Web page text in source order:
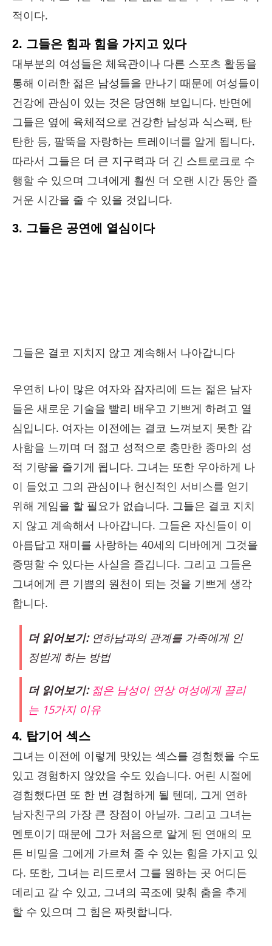
적이다.
2. 그들은 힘과 힘을 가지고 있다
대부분의 여성들은 체육관이나 다른 스포츠 활동을
통해 이러한 젊은 남성들을 만나기 때문에 여성들이
건강에 관심이 있는 것은 당연해 보입니다. 반면에
그들은 옆에 육체적으로 건강한 남성과 식스팩, 탄
탄한 등, 팔뚝을 자랑하는 트레이너를 알게 됩니다.
따라서 그들은 더 큰 지구력과 더 긴 스트로크로 수
행할 수 있으며 그녀에게 훨씬 더 오랜 시간 동안 즐
거운 시간을 줄 수 있을 것입니다.
3. 그들은 공연에 열심이다
그들은 결코 지치지 않고 계속해서 나아갑니다
우연히 나이 많은 여자와 잠자리에 드는 젊은 남자
들은 새로운 기술을 빨리 배우고 기쁘게 하려고 열
심입니다. 여자는 이전에는 결코 느껴보지 못한 감
사함을 느끼며 더 젊고 성적으로 충만한 종마의 성
적 기량을 즐기게 됩니다. 그녀는 또한 우아하게 나
이 들었고 그의 관심이나 헌신적인 서비스를 얻기
위해 게임을 할 필요가 없습니다. 그들은 결코 지치
지 않고 계속해서 나아갑니다. 그들은 자신들이 이
아름답고 재미를 사랑하는 40세의 디바에게 그것을
증명할 수 있다는 사실을 즐깁니다. 그리고 그들은
그녀에게 큰 기쁨의 원천이 되는 것을 기쁘게 생각
합니다.
더 읽어보기:연하남과의 관계를 가족에게 인
정받게 하는 방법
더 읽어보기: 젊은 남성이 연상 여성에게 끌리
는 15가지 이유
4. 탑기어 섹스
그녀는 이전에 이렇게 맛있는 섹스를 경험했을 수도
있고 경험하지 않았을 수도 있습니다. 어린 시절에
경험했다면 또 한 번 경험하게 될 텐데, 그게 연하
남자친구의 가장 큰 장점이 아닐까. 그리고 그녀는
멘토이기 때문에 그가 처음으로 알게 된 연애의 모
든 비밀을 그에게 가르쳐 줄 수 있는 힘을 가지고 있
다. 또한, 그녀는 리드로서 그를 원하는 곳 어디든
데리고 갈 수 있고, 그녀의 곡조에 맞춰 춤을 추게
할 수 있으며 그 힘은 짜릿합니다.